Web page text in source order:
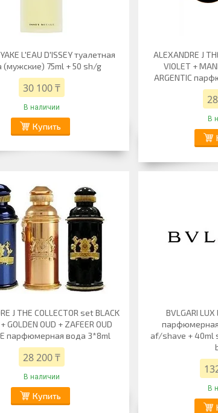
L'EAU D'ISSEY туалетная
(мужские) 75ml + 50 sh/g
30 100 ₸
В наличии
Купить
ALEXANDRE J
VIOLET +
ARGENTIC
В
J THE COLLECTOR set BLACK
GOLDEN OUD + ZAFEER OUD
парфюмерная вода 3*8ml
28 200 ₸
В наличии
Купить
BVLGARI LUX
af/shave + 40ml
В